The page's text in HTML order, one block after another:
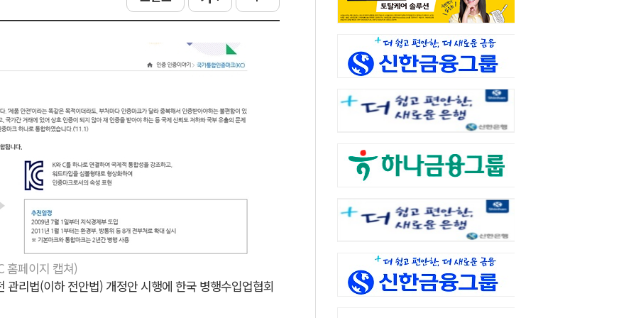
홈페이지 캡쳐)
리법(이하 전안법) 개정안 시행에 한국 병행수입업협회